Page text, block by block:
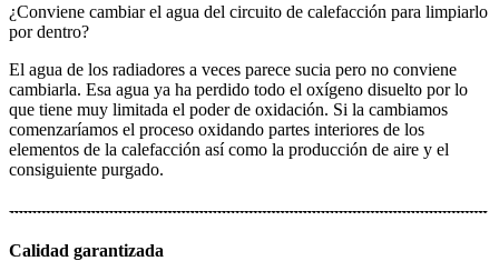
¿Conviene cambiar el agua del circuito de calefacción para limpiarlo
por dentro?
El agua de los radiadores a veces parece sucia pero no conviene
cambiarla. Esa agua ya ha perdido todo el oxígeno disuelto por lo
que tiene muy limitada el poder de oxidación. Si la cambiamos
comenzaríamos el proceso oxidando partes interiores de los
elementos de la calefacción así como la producción de aire y el
consiguiente purgado.
Calidad garantizada